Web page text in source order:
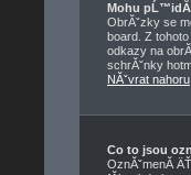
Mohu
ObrĂˇzky se
board. Z
odkazy na
schrĂˇnky
NĂˇvrat nahoru
Co to jsou
OznĂˇmenĂ­